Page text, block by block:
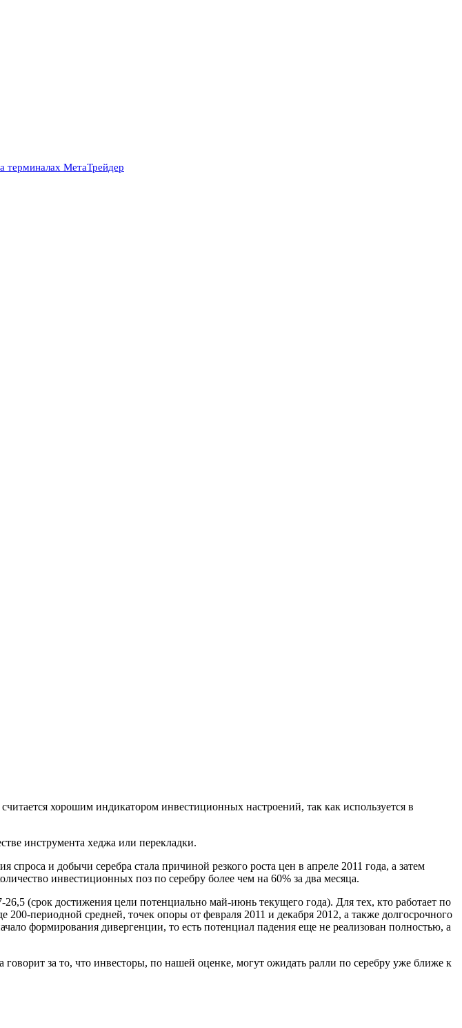
терминалах МетаТрейдер
хорошим индикатором инвестиционных настроений, так как используется в
инструмента хеджа или перекладки.
и добычи серебра стала причиной резкого роста цен в апреле 2011 года, а затем
инвестиционных поз по серебру более чем на 60% за два месяца.
(срок достижения цели потенциально май-июнь текущего года). Для тех, кто работает по
периодной средней, точек опоры от февраля 2011 и декабря 2012, а также долгосрочного
формирования дивергенции, то есть потенциал падения еще не реализован полностью, а
за то, что инвесторы, по нашей оценке, могут ожидать ралли по серебру уже ближе к